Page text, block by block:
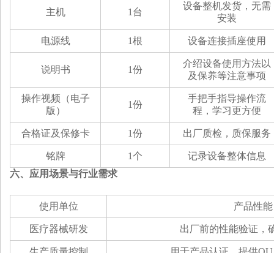
主机 1台
设备整机发货，无需
安装
电源线 1根 设备连接插座使用
说明书 1份
介绍设备使用方法以
及保养等注意事项
操作视频（电子
版）
1份
手把手指导操作流
程，学习更方便
合格证及保修卡 1份 出厂质检，质保服务
铭牌 1个
记录设备整体信息
六、 应用场景与行业需求
使用单位 产品性能
医疗器械研发 出厂前的性能验证，